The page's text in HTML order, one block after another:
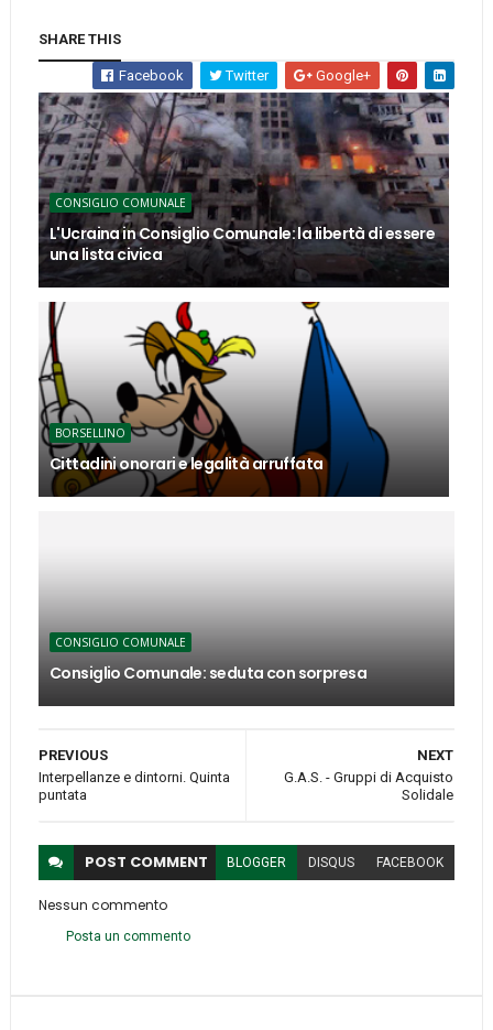
SHARE THIS
Facebook Twitter Google+
CONSIGLIO COMUNALE
L'Ucraina in Consiglio Comunale: la libertà di essere
una lista civica
BORSELLINO
Cittadini onorari e legalità arruffata
CONSIGLIO COMUNALE
Consiglio Comunale: seduta con sorpresa
NEXT
G.A.S. - Gruppi di Acquisto
Solidale
PREVIOUS
Interpellanze e dintorni. Quinta
puntata
POST COMMENT BLOGGER DISQUS FACEBOOK
Nessun commento
Posta un commento